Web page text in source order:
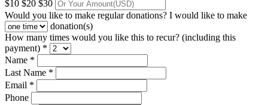
$10 $20 $30
Would you like to make regular donations? I would like to make
donation(s)
How many times would you like this to recur? (including this
payment) *
Name *
Last Name *
Email *
Phone